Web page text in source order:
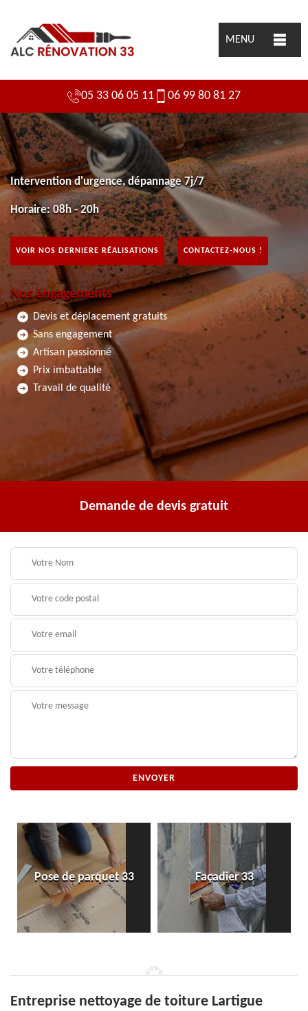
MENU
05 33 06 05 11 06 99 80 81 27
Intervention d'urgence, dépannage 7j/7
Horaire: 08h - 20h
VOIR NOS DERNIERE RÉALISATIONS CONTACTEZ-NOUS !
Nos engagements
Devis et déplacement gratuits
Sans engagement
Artisan passionné
Prix imbattable
Travail de qualité
Demande de devis gratuit
Pose de parquet 33 Façadier 33
Entreprise nettoyage de toiture Lartigue